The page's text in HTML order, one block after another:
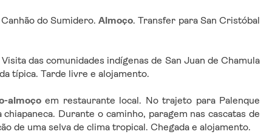
do Sumidero. Almoço. Transfer para San Cristóbal
das comunidades indígenas de San Juan de Chamula
típica. Tarde livre e alojamento.
almoço em restaurante local. No trajeto para Palenque
Durante o caminho, paragem nas cascatas de
de uma selva de clima tropical. Chegada e alojamento.